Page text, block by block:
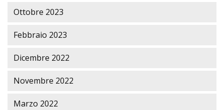
Ottobre 2023
Febbraio 2023
Dicembre 2022
Novembre 2022
Marzo 2022